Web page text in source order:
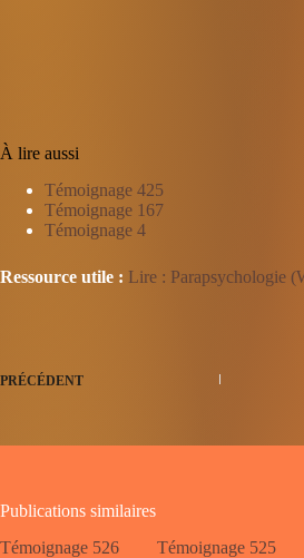
À lire aussi
Témoignage 425
Témoignage 167
Témoignage 4
Ressource utile : Lire : Parapsychologie
PRÉCÉDENT
Publications similaires
Témoignage 526
Témoignage 525